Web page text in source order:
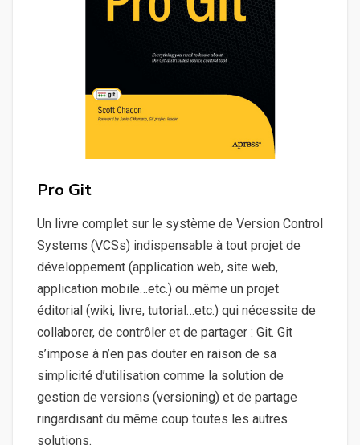
Pro Git
Un livre complet sur le système de Version Control
Systems (VCSs) indispensable à tout projet de
développement (application web, site web,
application mobile…etc.) ou même un projet
éditorial (wiki, livre, tutorial…etc.) qui nécessite de
collaborer, de contrôler et de partager : Git. Git
s’impose à n’en pas douter en raison de sa
simplicité d’utilisation comme la solution de
gestion de versions (versioning) et de partage
ringardisant du même coup toutes les autres
solutions.